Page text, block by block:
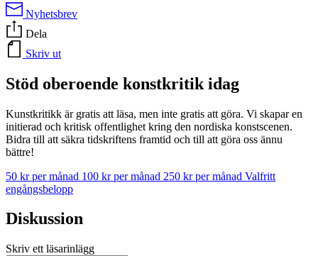
Nyhetsbrev
Dela
Skriv ut
Stöd oberoende konstkritik idag
Kunstkritikk är gratis att läsa, men inte gratis att göra. Vi skapar en
initierad och kritisk offentlighet kring den nordiska konstscenen.
Bidra till att säkra tidskriftens framtid och till att göra oss ännu
bättre!
50 kr per månad 100 kr per månad 250 kr per månad Valfritt
engångsbelopp
Diskussion
Skriv ett läsarinlägg